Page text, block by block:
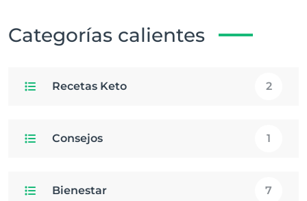
Categorías calientes
Recetas Keto 2
Consejos 1
Bienestar 7